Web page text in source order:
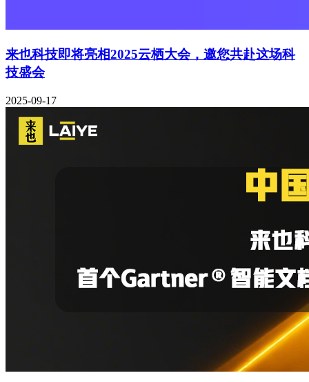
来也科技即将亮相2025云栖大会，邀您共赴这场科
技盛会
2025-09-17